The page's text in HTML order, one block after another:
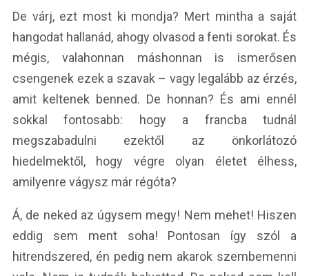
De várj, ezt most ki mondja? Mert mintha a saját
hangodat hallanád, ahogy olvasod a fenti sorokat. És
mégis, valahonnan máshonnan is ismerősen
csengenek ezek a szavak – vagy legalább az érzés,
amit keltenek benned. De honnan? És ami ennél
sokkal fontosabb: hogy a francba tudnál
megszabadulni ezektől az önkorlátozó
hiedelmektől, hogy végre olyan életet élhess,
amilyenre vágysz már régóta?
Á, de neked az úgysem megy! Nem mehet! Hiszen
eddig sem ment soha! Pontosan így szól a
hitrendszered, én pedig nem akarok szembemenni